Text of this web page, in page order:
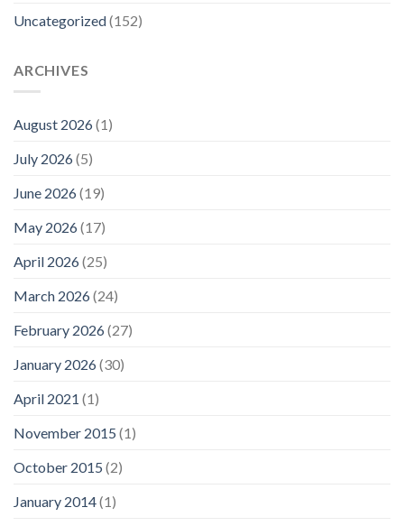
Uncategorized(152)
ARCHIVES
August 2026(1)
July 2026(5)
June 2026(19)
May 2026(17)
April 2026(25)
March 2026(24)
February 2026(27)
January 2026(30)
April 2021 (1)
November 2015 (1)
October 2015 (2)
January 2014(1)